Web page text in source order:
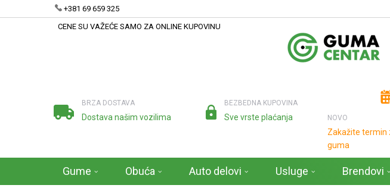
+381 69 659 325
CENE SU VAŽEĆE SAMO ZA ONLINE KUPOVINU
BRZA DOSTAVA
Dostava našim vozilima
BEZBEDNA KUPOVINA
Sve vrste plaćanja NOVO
Zakažite termin
guma
Gume Obuća Auto delovi Usluge Brendovi